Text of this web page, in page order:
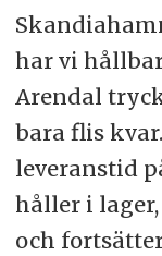
har vi
Arendal
bara flis
leveranstid
håller i
och